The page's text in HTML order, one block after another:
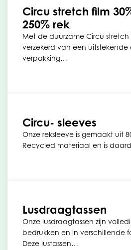
Circu stretch film
250% rek
Met de duurzame Circu
verzekerd van een uitstekende
verpakking…
Circu- sleeves
Onze reksleeve is gemaakt uit
Recycled materiaal en is
Lusdraagtassen
Onze lusdraagtassen zijn
bedrukken en in verschillende
Deze lustassen…